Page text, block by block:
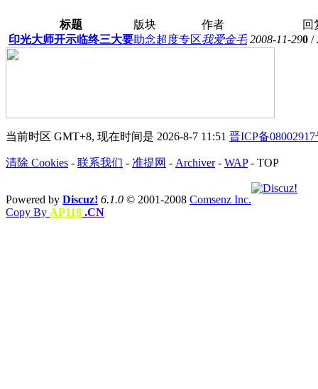
标题 版块 作者
回
印光大师开示临终三大要助念超度专区我爱金毛 2008-11-290 /
当前时区 GMT+8, 现在时间是 2026-8-7 11:51 晋ICP备08002917
清除 Cookies - 联系我们 - 准提网 - Archiver- WAP- TOP
Powered by Discuz! 6.1.0 © 2001-2008 Comsenz Inc.
Copy By AP118 .CN